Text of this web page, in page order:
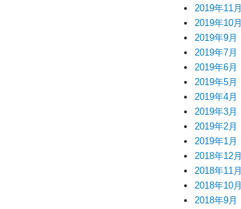
2019年11月
2019年10月
2019年9月
2019年7月
2019年6月
2019年5月
2019年4月
2019年3月
2019年2月
2019年1月
2018年12月
2018年11月
2018年10月
2018年9月